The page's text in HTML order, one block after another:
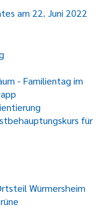
am 22. Juni 2022
- Familientag im
für
Würmersheim